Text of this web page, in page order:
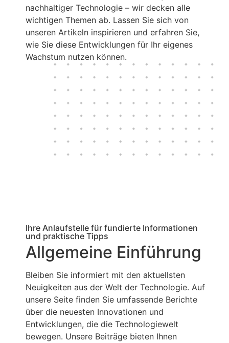
nachhaltiger Technologie – wir decken alle
wichtigen Themen ab. Lassen Sie sich von
unseren Artikeln inspirieren und erfahren Sie,
wie Sie diese Entwicklungen für Ihr eigenes
Wachstum nutzen können.
Ihre Anlaufstelle für fundierte Informationen
und praktische Tipps
Allgemeine Einführung​
Bleiben Sie informiert mit den aktuellsten
Neuigkeiten aus der Welt der Technologie. Auf
unsere Seite finden Sie umfassende Berichte
über die neuesten Innovationen und
Entwicklungen, die die Technologiewelt
bewegen. Unsere Beiträge bieten Ihnen